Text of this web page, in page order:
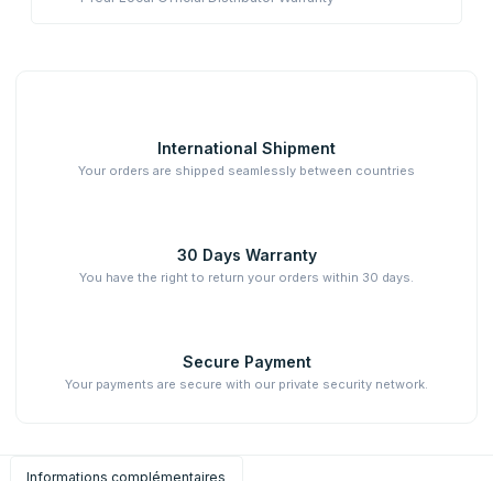
International Shipment
Your orders are shipped seamlessly between countries
30 Days Warranty
You have the right to return your orders within 30 days.
Secure Payment
Your payments are secure with our private security network.
Informations complémentaires